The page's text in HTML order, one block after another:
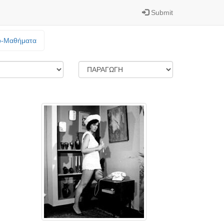
Submit
Mαθήματα